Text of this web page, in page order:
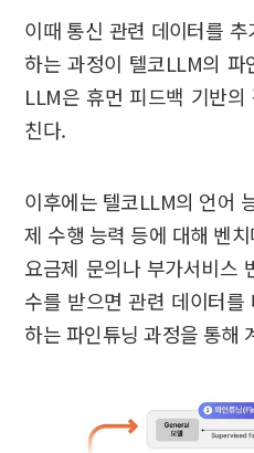
이때 통신 관련 데이터를
하는 과정이 텔코LLM의
LLM은 휴먼 피드백 기반의
친다.
이후에는 텔코LLM의 언어
제 수행 능력 등에 대해 벤
요금제 문의나 부가서비스
수를 받으면 관련 데이터
하는 파인튜닝 과정을 통해